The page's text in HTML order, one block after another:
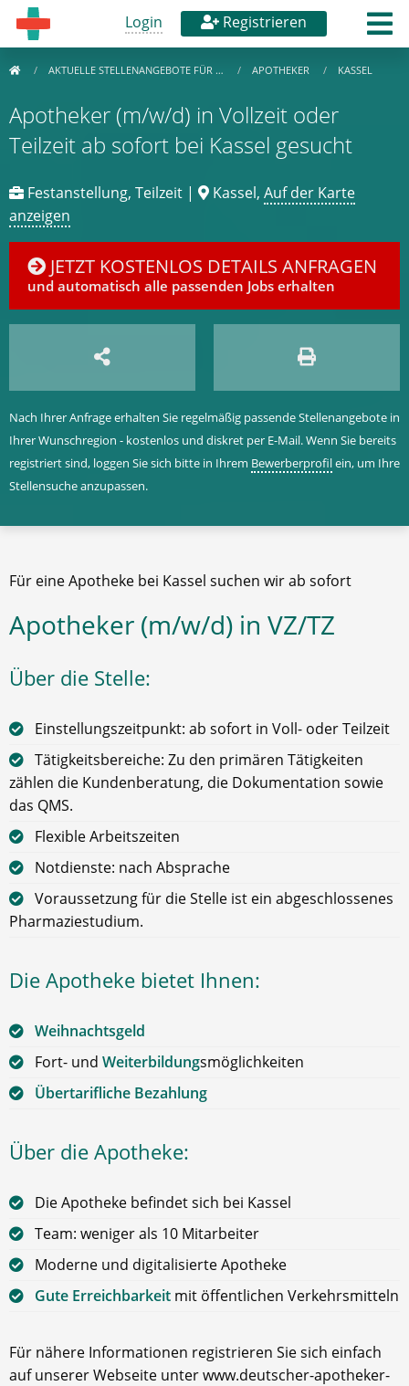
Login Registrieren
AKTUELLE STELLENANGEBOTE FÜR … APOTHEKER KASSEL
Apotheker (m/w/d) in Vollzeit oder
Teilzeit ab sofort bei Kassel gesucht
Festanstellung, Teilzeit | Kassel, Auf der Karte
anzeigen
JETZT KOSTENLOS DETAILS ANFRAGEN
und automatisch alle passenden Jobs erhalten
Nach Ihrer Anfrage erhalten Sie regelmäßig passende Stellenangebote in
Ihrer Wunschregion - kostenlos und diskret per E-Mail. Wenn Sie bereits
registriert sind, loggen Sie sich bitte in Ihrem Bewerberprofilein, um Ihre
Stellensuche anzupassen.
Für eine Apotheke bei Kassel suchen wir ab sofort
Apotheker (m/w/d) in VZ/TZ
Über die Stelle:
Einstellungszeitpunkt: ab sofort in Voll- oder Teilzeit
Tätigkeitsbereiche: Zu den primären Tätigkeiten
zählen die Kundenberatung, die Dokumentation sowie
das QMS.
Flexible Arbeitszeiten
Notdienste: nach Absprache
Voraussetzung für die Stelle ist ein abgeschlossenes
Pharmaziestudium.
Die Apotheke bietet Ihnen:
Weihnachtsgeld
Fort- und Weiterbildungsmöglichkeiten
Übertarifliche Bezahlung
Über die Apotheke:
Die Apotheke befindet sich bei Kassel
Team: weniger als 10 Mitarbeiter
Moderne und digitalisierte Apotheke
Gute Erreichbarkeit mit öffentlichen Verkehrsmitteln
Für nähere Informationen registrieren Sie sich einfach
auf unserer Webseite unter www.deutscher-apotheker-